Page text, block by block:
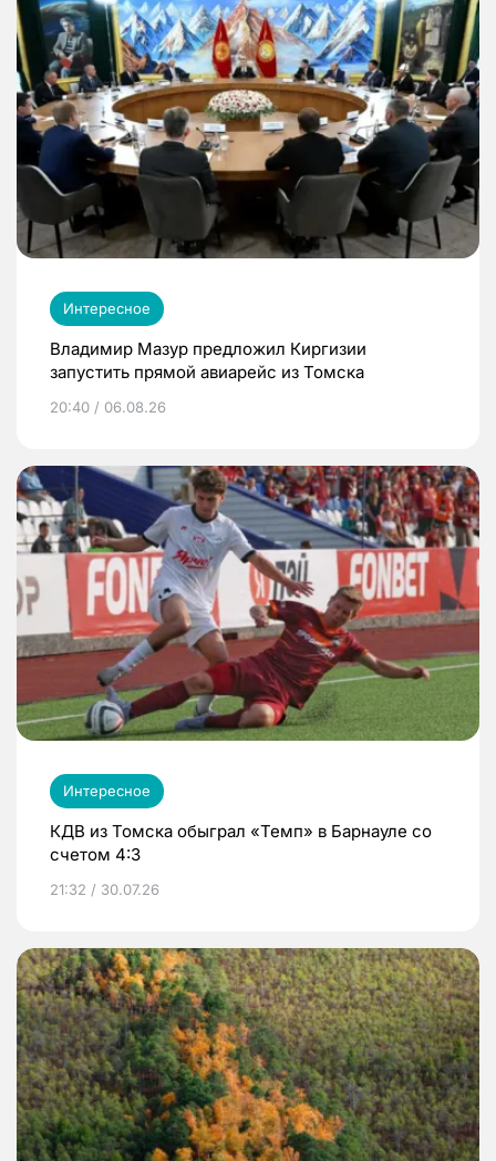
Интересное
Владимир Мазур предложил Киргизии
запустить прямой авиарейс из Томска
20:40 / 06.08.26
Интересное
КДВ из Томска обыграл «Темп» в Барнауле со
счетом 4:3
21:32 / 30.07.26